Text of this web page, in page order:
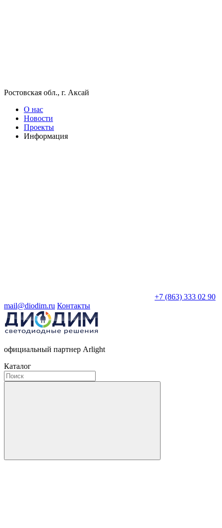
Ростовская обл., г. Аксай
О нас
Новости
Проекты
Информация
+7 (863) 333 02 90
mail@diodim.ru Контакты
официальный партнер Arlight
Каталог